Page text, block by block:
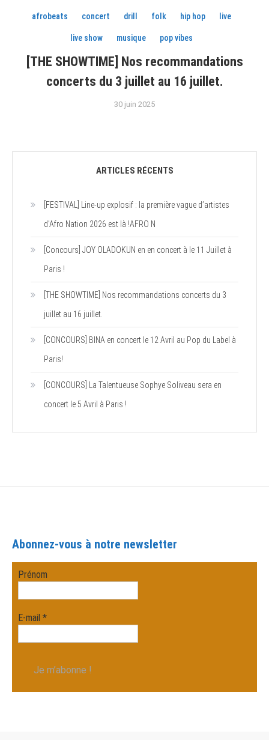
afrobeats concert drill folk hip hop live
live show musique pop vibes
[THE SHOWTIME] Nos recommandations
concerts du 3 juillet au 16 juillet.
30 juin 2025
ARTICLES RÉCENTS
[FESTIVAL] Line-up explosif : la première vague d’artistes
d’Afro Nation 2026 est là !AFRO N
[Concours] JOY OLADOKUN en en concert à le 11 Juillet à
Paris !
[THE SHOWTIME] Nos recommandations concerts du 3
juillet au 16 juillet.
[CONCOURS] BINA en concert le 12 Avril au Pop du Label à
Paris!
[CONCOURS] La Talentueuse Sophye Soliveau sera en
concert le 5 Avril à Paris !
Abonnez-vous à notre newsletter
Prénom
E-mail*